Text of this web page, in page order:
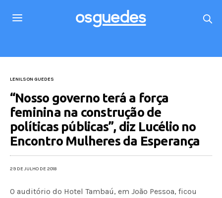
LENILSON GUEDES
“Nosso governo terá a força
feminina na construção de
políticas públicas”, diz Lucélio no
Encontro Mulheres da Esperança
29 DE JULHO DE 2018
O auditório do Hotel Tambaú, em João Pessoa, ficou